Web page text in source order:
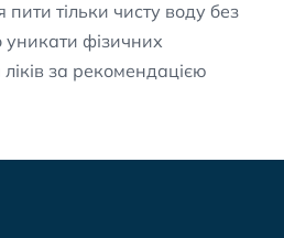
тільки чисту воду без
фізичних
за рекомендацією